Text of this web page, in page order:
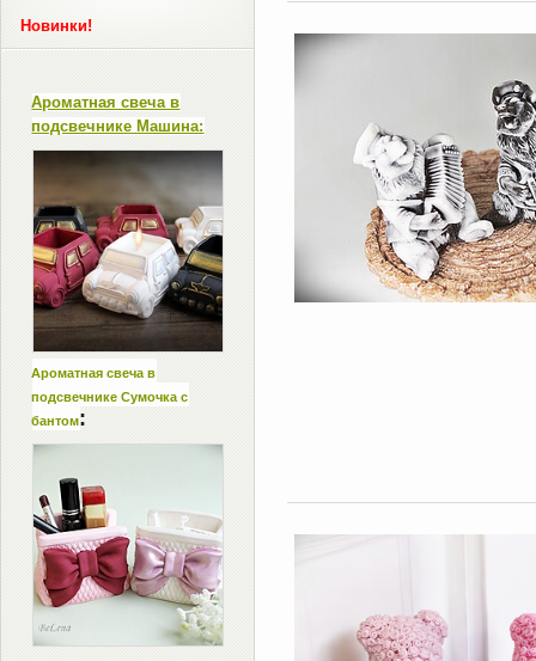
Новинки!
Ароматная свеча в
подсвечнике Машина:
Ароматная свеча в
подсвечнике Сумочка с
бантом: